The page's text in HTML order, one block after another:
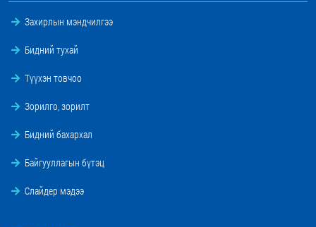
Захирлын мэндчилгээ
Бидний тухай
Түүхэн товчоо
Зорилго, зорилт
Бидний бахархал
Байгууллагын бүтэц
Слайдер мэдээ